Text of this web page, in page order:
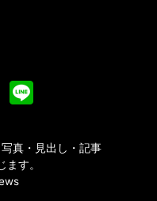
真・見出し・記事
す。